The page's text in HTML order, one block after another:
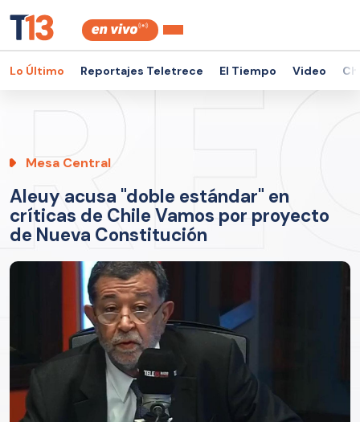
Lo Último Reportajes Teletrece El Tiempo Video
Mesa Central
Aleuy acusa "doble estándar" en
críticas de Chile Vamos por proyecto
de Nueva Constitución